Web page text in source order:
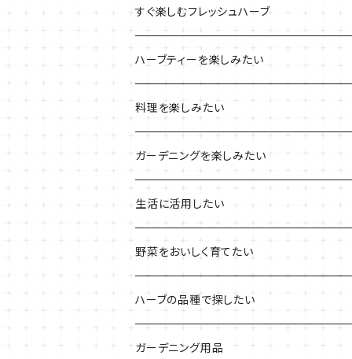
ブリキプランターの栽培キット
木製プランターの栽培キット
プラ製プランターの栽培キット
その他のプランターの栽培キット
おすすめの寄せ植え
2022年のお正月
2022年の母の日
2021年の敬老の日
2021年のハロウィン
2021年のクリスマス
すぐ楽しむフレッシュハーブ
ハーブミックス
ハーブブーケ
フレッシュハーブ
ハーブティーを楽しみたい
ハーブティーの定番ハーブ
リラックスしたい時に
シャキッとしたい時に
デトックスに
気分で香りを楽しみたい
料理を楽しみたい
料理の定番ハーブ
イタリア料理に
魚料理に
BBQ・肉料理に
サラダに使いたい
ガーデニングを楽しみたい
花を楽しみたい
カラーリーフ
ハーブガーデンづくりに
夏のハーブガーデンに
生活に活用したい
パーティーハーブ
インスタ映えハーブ
虫よけに使いたい
野菜をおいしく育てたい
トマトのコンパニオン
ジャガイモのコンパニオン
ハーブの品種で探したい
ミント・ハーブ苗
ガーデニング用品